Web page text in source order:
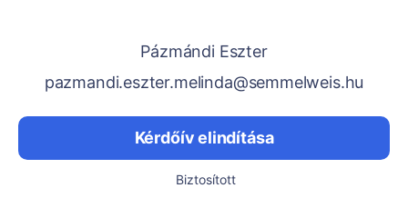
Pázmándi Eszter
pazmandi.eszter.melinda@semmelweis.hu
Kérdőív elindítása
Biztosított